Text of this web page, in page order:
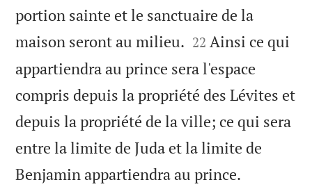
portion sainte et le sanctuaire de la
maison seront au milieu. 

22 Ainsi ce qui
appartiendra au prince sera l'espace
compris depuis la propriété des Lévites et
depuis la propriété de la ville; ce qui sera
entre la limite de Juda et la limite de
Benjamin appartiendra au prince.